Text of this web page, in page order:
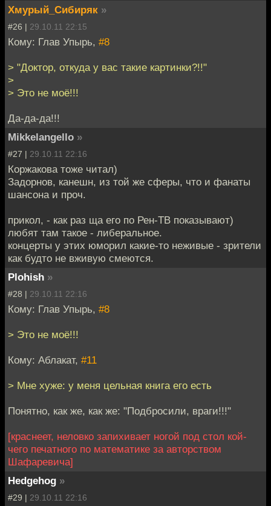
Хмурый_Сибиряк »
#26 | 29.10.11 22:15
Кому: Глав Упырь, #8
> "Доктор, откуда у вас такие картинки?!!"
>
> Это не моё!!!
Да-да-да!!!
Mikkelangello »
#27 | 29.10.11 22:16
Коржакова тоже читал)
Задорнов, канешн, из той же сферы, что и фанаты
шансона и проч.
прикол, - как раз ща его по Рен-ТВ показывают)
любят там такое - либеральное.
концерты у этих юморил какие-то неживые - зрители
как будто не вживую смеются.
Plohish »
#28 | 29.10.11 22:16
Кому: Глав Упырь, #8
> Это не моё!!!
Кому: Аблакат, #11
> Мне хуже: у меня цельная книга его есть
Понятно, как же, как же: "Подбросили, враги!!!"
[краснеет, неловко запихивает ногой под стол кой-
чего печатного по математике за авторством
Шафаревича]
Hedgehog »
#29 | 29.10.11 22:16